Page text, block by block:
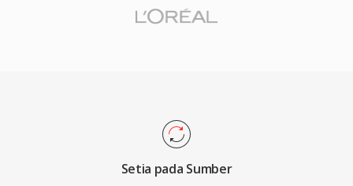
parameter yang tepat, memungkinkan
bitrate, streaming multi-bitrate adaptif, dan
penyiar seperti BBC dan NPR mengandalkan
RealAudio untuk streaming online. Kontribusi
teknis yang bertahan lama adalah konsep
Setia pada Sumber